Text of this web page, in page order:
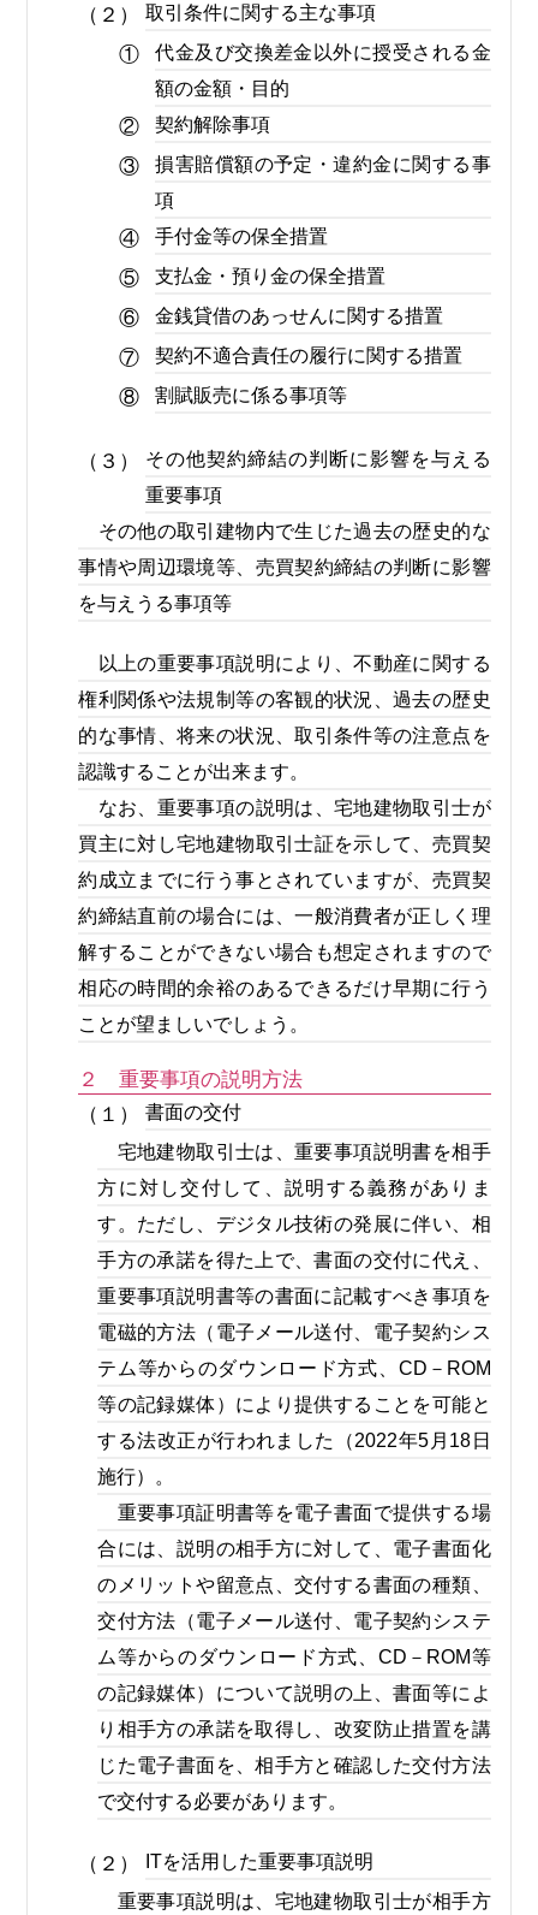
（２） 取引条件に関する主な事項
①
代金及び交換差金以外に授受される金
額の金額・目的
② 契約解除事項
③
損害賠償額の予定・違約金に関する事
項
④ 手付金等の保全措置
⑤ 支払金・預り金の保全措置
⑥ 金銭貸借のあっせんに関する措置
⑦ 契約不適合責任の履行に関する措置
⑧ 割賦販売に係る事項等
（３）
その他契約締結の判断に影響を与える
重要事項
その他の取引建物内で生じた過去の歴史的な
事情や周辺環境等、売買契約締結の判断に影響
を与えうる事項等
以上の重要事項説明により、不動産に関する
権利関係や法規制等の客観的状況、過去の歴史
的な事情、将来の状況、取引条件等の注意点を
認識することが出来ます。
なお、重要事項の説明は、宅地建物取引士が
買主に対し宅地建物取引士証を示して、売買契
約成立までに行う事とされていますが、売買契
約締結直前の場合には、一般消費者が正しく理
解することができない場合も想定されますので
相応の時間的余裕のあるできるだけ早期に行う
ことが望ましいでしょう。
２ 重要事項の説明方法
（１）
書面の交付
宅地建物取引士は、重要事項説明書を相手
方に対し交付して、説明する義務がありま
す。ただし、デジタル技術の発展に伴い、相
手方の承諾を得た上で、書面の交付に代え、
重要事項説明書等の書面に記載すべき事項を
電磁的方法（電子メール送付、電子契約シス
テム等からのダウンロード方式、CD－ROM
等の記録媒体）により提供することを可能と
する法改正が行われました（2022年5月18日
施行）。
重要事項証明書等を電子書面で提供する場
合には、説明の相手方に対して、電子書面化
のメリットや留意点、交付する書面の種類、
交付方法（電子メール送付、電子契約システ
ム等からのダウンロード方式、CD－ROM等
の記録媒体）について説明の上、書面等によ
り相手方の承諾を取得し、改変防止措置を講
じた電子書面を、相手方と確認した交付方法
で交付する必要があります。
（２）
ITを活用した重要事項説明
重要事項説明は、宅地建物取引士が相手方